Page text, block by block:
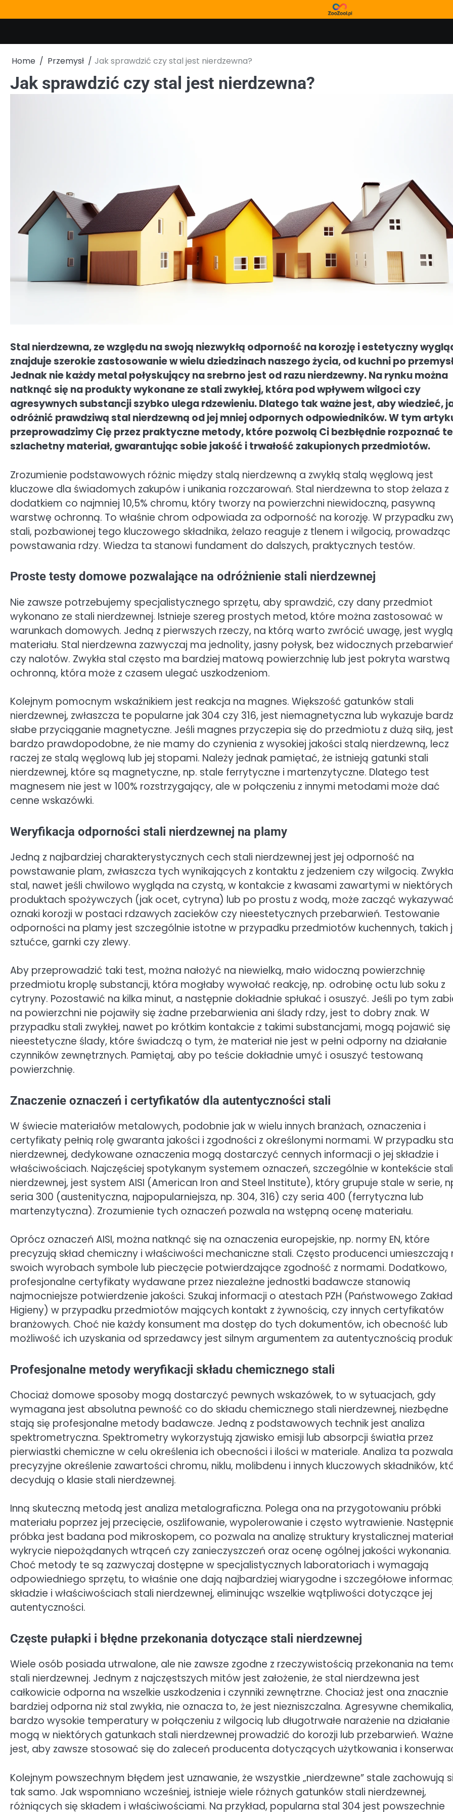
to
Home Przemysł Jak sprawdzić czy stal jest nierdzewna?
Jak sprawdzić czy stal jest nierdzewna?
Stal nierdzewna, ze względu na swoją niezwykłą odporność na korozję i estetyczny
znajduje szerokie zastosowanie w wielu dziedzinach naszego życia, od kuchni po
Jednak nie każdy metal połyskujący na srebrno jest od razu nierdzewny. Na rynku można
natknąć się na produkty wykonane ze stali zwykłej, która pod wpływem wilgoci czy
agresywnych substancji szybko ulega rdzewieniu. Dlatego tak ważne jest, aby wiedzieć,
odróżnić prawdziwą stal nierdzewną od jej mniej odpornych odpowiedników. W tym
przeprowadzimy Cię przez praktyczne metody, które pozwolą Ci bezbłędnie rozpoznać
szlachetny materiał, gwarantując sobie jakość i trwałość zakupionych przedmiotów.
Zrozumienie podstawowych różnic między stalą nierdzewną a zwykłą stalą węglową jest
kluczowe dla świadomych zakupów i unikania rozczarowań. Stal nierdzewna to stop żelaza z
dodatkiem co najmniej 10,5% chromu, który tworzy na powierzchni niewidoczną, pasywną
warstwę ochronną. To właśnie chrom odpowiada za odporność na korozję. W przypadku
stali, pozbawionej tego kluczowego składnika, żelazo reaguje z tlenem i wilgocią,
powstawania rdzy. Wiedza ta stanowi fundament do dalszych, praktycznych testów.
Proste testy domowe pozwalające na odróżnienie stali nierdzewnej
Nie zawsze potrzebujemy specjalistycznego sprzętu, aby sprawdzić, czy dany przedmiot
wykonano ze stali nierdzewnej. Istnieje szereg prostych metod, które można zastosować w
warunkach domowych. Jedną z pierwszych rzeczy, na którą warto zwrócić uwagę, jest
materiału. Stal nierdzewna zazwyczaj ma jednolity, jasny połysk, bez widocznych
czy nalotów. Zwykła stal często ma bardziej matową powierzchnię lub jest pokryta warstwą
ochronną, która może z czasem ulegać uszkodzeniom.
Kolejnym pomocnym wskaźnikiem jest reakcja na magnes. Większość gatunków stali
nierdzewnej, zwłaszcza te popularne jak 304 czy 316, jest niemagnetyczna lub wykazuje
słabe przyciąganie magnetyczne. Jeśli magnes przyczepia się do przedmiotu z dużą siłą, jest
bardzo prawdopodobne, że nie mamy do czynienia z wysokiej jakości stalą nierdzewną, lecz
raczej ze stalą węglową lub jej stopami. Należy jednak pamiętać, że istnieją gatunki stali
nierdzewnej, które są magnetyczne, np. stale ferrytyczne i martenzytyczne. Dlatego test
magnesem nie jest w 100% rozstrzygający, ale w połączeniu z innymi metodami może dać
cenne wskazówki.
Weryfikacja odporności stali nierdzewnej na plamy
Jedną z najbardziej charakterystycznych cech stali nierdzewnej jest jej odporność na
powstawanie plam, zwłaszcza tych wynikających z kontaktu z jedzeniem czy wilgocią. Zwykła
stal, nawet jeśli chwilowo wygląda na czystą, w kontakcie z kwasami zawartymi w niektórych
produktach spożywczych (jak ocet, cytryna) lub po prostu z wodą, może zacząć wykazywać
oznaki korozji w postaci rdzawych zacieków czy nieestetycznych przebarwień. Testowanie
odporności na plamy jest szczególnie istotne w przypadku przedmiotów kuchennych, takich
sztućce, garnki czy zlewy.
Aby przeprowadzić taki test, można nałożyć na niewielką, mało widoczną powierzchnię
przedmiotu kroplę substancji, która mogłaby wywołać reakcję, np. odrobinę octu lub soku z
cytryny. Pozostawić na kilka minut, a następnie dokładnie spłukać i osuszyć. Jeśli po tym
na powierzchni nie pojawiły się żadne przebarwienia ani ślady rdzy, jest to dobry znak. W
przypadku stali zwykłej, nawet po krótkim kontakcie z takimi substancjami, mogą pojawić się
nieestetyczne ślady, które świadczą o tym, że materiał nie jest w pełni odporny na działanie
czynników zewnętrznych. Pamiętaj, aby po teście dokładnie umyć i osuszyć testowaną
powierzchnię.
Znaczenie oznaczeń i certyfikatów dla autentyczności stali
W świecie materiałów metalowych, podobnie jak w wielu innych branżach, oznaczenia i
certyfikaty pełnią rolę gwaranta jakości i zgodności z określonymi normami. W przypadku
nierdzewnej, dedykowane oznaczenia mogą dostarczyć cennych informacji o jej składzie i
właściwościach. Najczęściej spotykanym systemem oznaczeń, szczególnie w kontekście stali
nierdzewnej, jest system AISI (American Iron and Steel Institute), który grupuje stale w serie,
seria 300 (austenityczna, najpopularniejsza, np. 304, 316) czy seria 400 (ferrytyczna lub
martenzytyczna). Zrozumienie tych oznaczeń pozwala na wstępną ocenę materiału.
Oprócz oznaczeń AISI, można natknąć się na oznaczenia europejskie, np. normy EN, które
precyzują skład chemiczny i właściwości mechaniczne stali. Często producenci umieszczają
swoich wyrobach symbole lub pieczęcie potwierdzające zgodność z normami. Dodatkowo,
profesjonalne certyfikaty wydawane przez niezależne jednostki badawcze stanowią
najmocniejsze potwierdzenie jakości. Szukaj informacji o atestach PZH (Państwowego
Higieny) w przypadku przedmiotów mających kontakt z żywnością, czy innych certyfikatów
branżowych. Choć nie każdy konsument ma dostęp do tych dokumentów, ich obecność lub
możliwość ich uzyskania od sprzedawcy jest silnym argumentem za autentycznością
Profesjonalne metody weryfikacji składu chemicznego stali
Chociaż domowe sposoby mogą dostarczyć pewnych wskazówek, to w sytuacjach, gdy
wymagana jest absolutna pewność co do składu chemicznego stali nierdzewnej, niezbędne
stają się profesjonalne metody badawcze. Jedną z podstawowych technik jest analiza
spektrometryczna. Spektrometry wykorzystują zjawisko emisji lub absorpcji światła przez
pierwiastki chemiczne w celu określenia ich obecności i ilości w materiale. Analiza ta
precyzyjne określenie zawartości chromu, niklu, molibdenu i innych kluczowych składników,
decydują o klasie stali nierdzewnej.
Inną skuteczną metodą jest analiza metalograficzna. Polega ona na przygotowaniu próbki
materiału poprzez jej przecięcie, oszlifowanie, wypolerowanie i często wytrawienie.
próbka jest badana pod mikroskopem, co pozwala na analizę struktury krystalicznej
wykrycie niepożądanych wtrąceń czy zanieczyszczeń oraz ocenę ogólnej jakości wykonania.
Choć metody te są zazwyczaj dostępne w specjalistycznych laboratoriach i wymagają
odpowiedniego sprzętu, to właśnie one dają najbardziej wiarygodne i szczegółowe
składzie i właściwościach stali nierdzewnej, eliminując wszelkie wątpliwości dotyczące jej
autentyczności.
Częste pułapki i błędne przekonania dotyczące stali nierdzewnej
Wiele osób posiada utrwalone, ale nie zawsze zgodne z rzeczywistością przekonania na
stali nierdzewnej. Jednym z najczęstszych mitów jest założenie, że stal nierdzewna jest
całkowicie odporna na wszelkie uszkodzenia i czynniki zewnętrzne. Chociaż jest ona znacznie
bardziej odporna niż stal zwykła, nie oznacza to, że jest niezniszczalna. Agresywne chemikalia,
bardzo wysokie temperatury w połączeniu z wilgocią lub długotrwałe narażenie na działanie
mogą w niektórych gatunkach stali nierdzewnej prowadzić do korozji lub przebarwień. Ważne
jest, aby zawsze stosować się do zaleceń producenta dotyczących użytkowania i
Kolejnym powszechnym błędem jest uznawanie, że wszystkie „nierdzewne” stale zachowują
tak samo. Jak wspomniano wcześniej, istnieje wiele różnych gatunków stali nierdzewnej,
różniących się składem i właściwościami. Na przykład, popularna stal 304 jest powszechnie